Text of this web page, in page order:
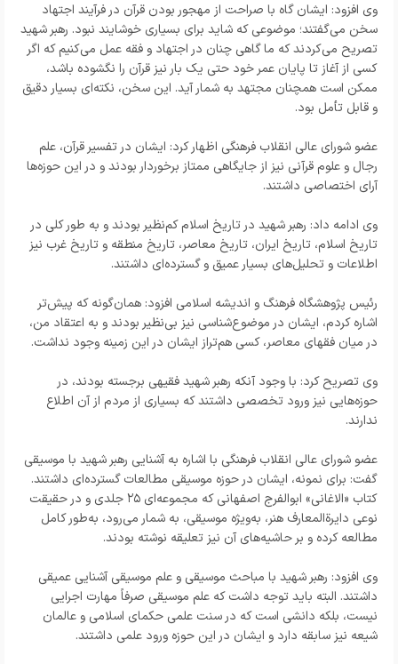
وی افزود: ایشان گاه با صراحت از مهجور بودن قرآن در فرآیند اجتهاد
سخن می‌گفتند؛ موضوعی که شاید برای بسیاری خوشایند نبود. رهبر شهید
تصریح می‌کردند که ما گاهی چنان در اجتهاد و فقه عمل می‌کنیم که اگر
کسی از آغاز تا پایان عمر خود حتی یک بار نیز قرآن را نگشوده باشد،
ممکن است همچنان مجتهد به شمار آید. این سخن، نکته‌ای بسیار دقیق
و قابل تأمل بود.
عضو شورای عالی انقلاب فرهنگی اظهار کرد: ایشان در تفسیر قرآن، علم
رجال و علوم قرآنی نیز از جایگاهی ممتاز برخوردار بودند و در این حوزه‌ها
آرای اختصاصی داشتند.
وی ادامه داد: رهبر شهید در تاریخ اسلام کم‌نظیر بودند و به طور کلی در
تاریخ اسلام، تاریخ ایران، تاریخ معاصر، تاریخ منطقه و تاریخ غرب نیز
اطلاعات و تحلیل‌های بسیار عمیق و گسترده‌ای داشتند.
رئیس پژوهشگاه فرهنگ و اندیشه اسلامی افزود: همان‌گونه که پیش‌تر
اشاره کردم، ایشان در موضوع‌شناسی نیز بی‌نظیر بودند و به اعتقاد من،
در میان فقهای معاصر، کسی هم‌تراز ایشان در این زمینه وجود نداشت.
وی تصریح کرد: با وجود آنکه رهبر شهید فقیهی برجسته بودند، در
حوزه‌هایی نیز ورود تخصصی داشتند که بسیاری از مردم از آن اطلاع
ندارند.
عضو شورای عالی انقلاب فرهنگی با اشاره به آشنایی رهبر شهید با موسیقی
گفت: برای نمونه، ایشان در حوزه موسیقی مطالعات گسترده‌ای داشتند.
کتاب «الاغانی» ابوالفرج اصفهانی که مجموعه‌ای ۲۵ جلدی و در حقیقت
نوعی دایرةالمعارف هنر، به‌ویژه موسیقی، به شمار می‌رود، به‌طور کامل
مطالعه کرده و بر حاشیه‌های آن نیز تعلیقه نوشته بودند.
وی افزود: رهبر شهید با مباحث موسیقی و علم موسیقی آشنایی عمیقی
داشتند. البته باید توجه داشت که علم موسیقی صرفاً مهارت اجرایی
نیست، بلکه دانشی است که در سنت علمی حکمای اسلامی و عالمان
شیعه نیز سابقه دارد و ایشان در این حوزه ورود علمی داشتند.